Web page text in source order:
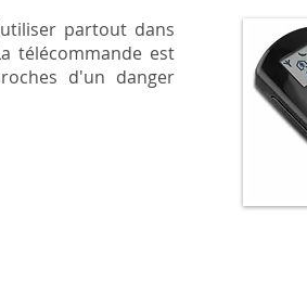
partout dans
télécommande est
d'un danger